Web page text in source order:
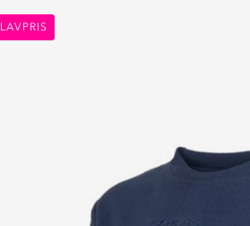
LAVPRIS
LAVPRIS